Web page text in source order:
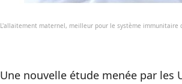
L'allaitement maternel, meilleur pour le système immunitaire
Une nouvelle étude menée par